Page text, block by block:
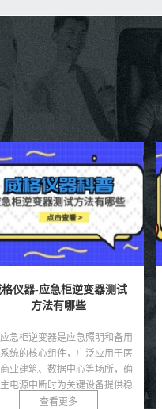
格仪器-车载逆变器主控板
测试方法
载逆变器是电动汽车和混合动
中的关键部件，负责将电池的
转换为交流电，为电机驱动和
电设备提供动力。主控板作为
器的核心，集成了控...
查看更多